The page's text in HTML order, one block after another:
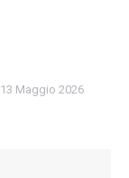
13 Maggio 2026